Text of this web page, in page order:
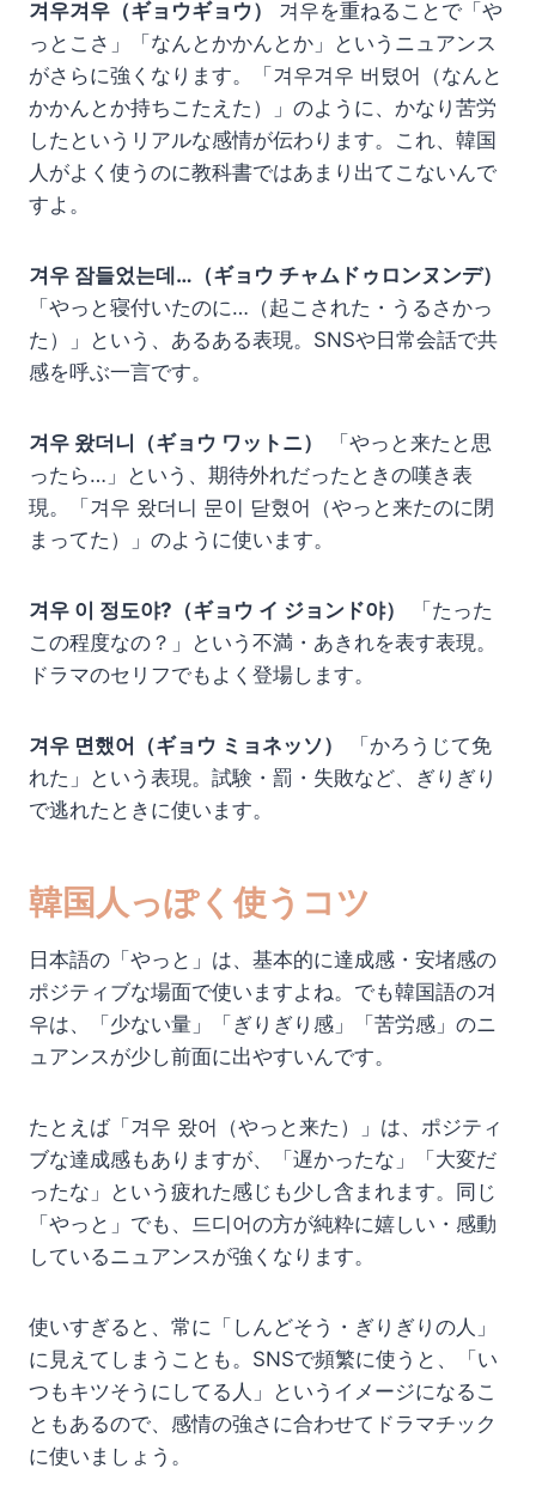
겨우겨우（ギョウギョウ）
겨우を重ねることで「や
っとこさ」「なんとかかんとか」というニュアンス
がさらに強くなります。「겨우겨우 버텼어（なんと
かかんとか持ちこたえた）」のように、かなり苦労
したというリアルな感情が伝わります。これ、韓国
人がよく使うのに教科書ではあまり出てこないんで
すよ。
겨우 잠들었는데…（ギョウ チャムドゥロンヌンデ）
「やっと寝付いたのに…（起こされた・うるさかっ
た）」という、あるある表現。SNSや日常会話で共
感を呼ぶ一言です。
겨우 왔더니（ギョウ ワットニ）
「やっと来たと思
ったら…」という、期待外れだったときの嘆き表
現。「겨우 왔더니 문이 닫혔어（やっと来たのに閉
まってた）」のように使います。
겨우 이 정도야?（ギョウ イ ジョンド야）
「たった
この程度なの？」という不満・あきれを表す表現。
ドラマのセリフでもよく登場します。
겨우 면했어（ギョウ ミョネッソ）
「かろうじて免
れた」という表現。試験・罰・失敗など、ぎりぎり
で逃れたときに使います。
韓国人っぽく使うコツ
日本語の「やっと」は、基本的に達成感・安堵感の
ポジティブな場面で使いますよね。でも韓国語の겨
우は、「少ない量」「ぎりぎり感」「苦労感」のニ
ュアンスが少し前面に出やすいんです。
たとえば「겨우 왔어（やっと来た）」は、ポジティ
ブな達成感もありますが、「遅かったな」「大変だ
ったな」という疲れた感じも少し含まれます。同じ
「やっと」でも、드디어の方が純粋に嬉しい・感動
しているニュアンスが強くなります。
使いすぎると、常に「しんどそう・ぎりぎりの人」
に見えてしまうことも。SNSで頻繁に使うと、「い
つもキツそうにしてる人」というイメージになるこ
ともあるので、感情の強さに合わせてドラマチック
に使いましょう。